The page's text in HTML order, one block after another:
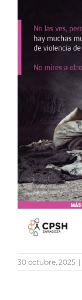
30 octubre, 2025 |